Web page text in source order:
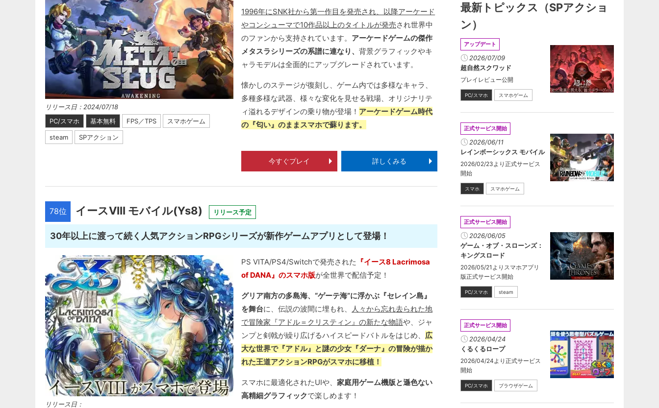
リリース日：2024/07/18
PC/スマホ
基本無料 FPS／TPS スマホゲーム
steam SPアクション
1996年にSNK社から第一作目を発売され、以降アーケード
やコンシューマで10作品以上のタイトルが発売され世界中
のファンから支持されています。 アーケードゲームの傑作
メタスラシリーズの系譜に連なり、背景グラフィックやキ
ャラモデルは全面的にアップグレードされています。
懐かしのステージが復刻し、ゲーム内では多様なキャラ、
多種多様な武器、様々な変化を見せる戦場、オリジナリテ
ィ溢れるデザインの乗り物が登場！ アーケードゲーム時代
の『匂い』のままスマホで蘇ります。
今すぐプレイ 詳しくみる
78位 イースVIII モバイル(Ys8) リリース予定
30年以上に渡って続く人気アクションRPGシリーズが新作ゲームアプリとして登場！
リリース日：
PS VITA/PS4/Switchで発売された 『イース8 Lacrimosa
of DANA』のスマホ版が全世界で配信予定！
グリア南方の多島海、“ゲーテ海”に浮かぶ『セレイン島』
を舞台に、伝説の波間に埋もれ、 人々から忘れ去られた地
で冒険家『アドル＝クリスティン』の新たな物語や、ジャ
ンプと剣戟が繰り広げるハイスピードバトルをはじめ、 広
大な世界で『アドル』と謎の少女『ダーナ』の冒険が描か
れた王道アクションRPGがスマホに移植！
スマホに最適化されたUIや、家庭用ゲーム機版と遜色ない
高精細グラフィックで楽しめます！
最新トピックス（SPアクショ
ン）
アップデート
2026/07/09
超自然スクワッド
プレイレビュー公開
PC/スマホ スマホゲーム
正式サービス開始
2026/06/11
レインボーシックス モバイル
2026/02/23より正式サービス
開始
スマホ スマホゲーム
正式サービス開始
2026/06/05
ゲーム・オブ・スローンズ：
キングスロード
2026/05/21よりスマホアプリ
版正式サービス開始
PC/スマホ steam
正式サービス開始
2026/04/24
くるくるロープ
2026/04/24より正式サービス
開始
PC/スマホ ブラウザゲーム